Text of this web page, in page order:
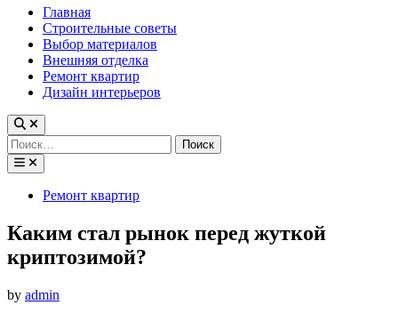
Главная
Строительные советы
Выбор материалов
Внешняя отделка
Ремонт квартир
Дизайн интерьеров
Найти:
PostedРемонт квартир
Каким стал рынок перед жуткой
криптозимой?
by admin